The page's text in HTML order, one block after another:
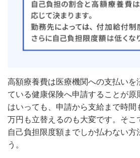
高額療養費は医療機関への支払いを
ている健康保険へ申請することが原
はいっても、申請から支給まで時間
万円も立替えるのも大変です。そこ
自己負担限度額までしか払わない方
う。